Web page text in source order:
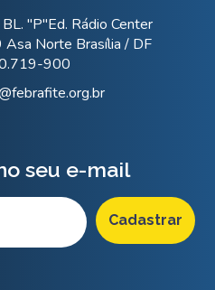
"P"Ed. Rádio Center
Norte Brasília / DF
900
seu e-mail